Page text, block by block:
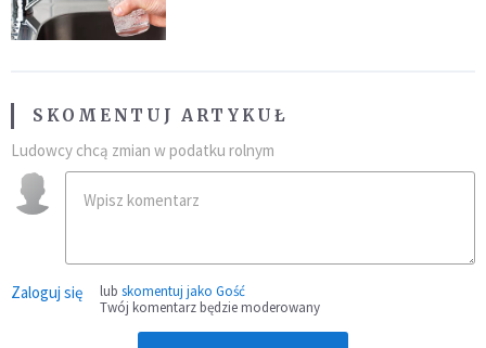
SKOMENTUJ ARTYKUŁ
Ludowcy chcą zmian w podatku rolnym
Zaloguj się lub skomentuj jako Gość
Twój komentarz będzie moderowany